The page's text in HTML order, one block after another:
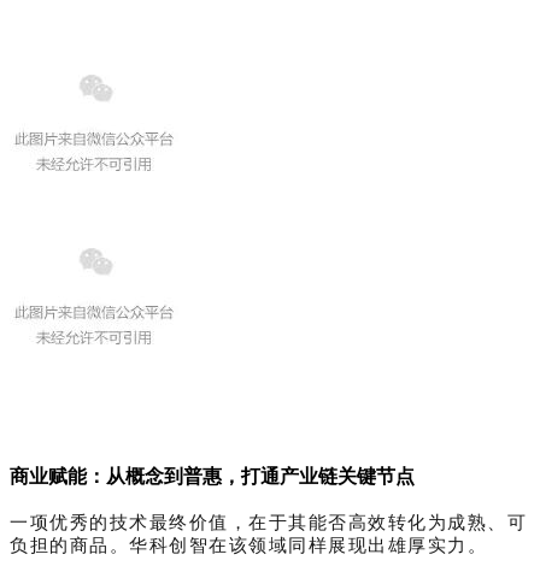
商业赋能：从概念到普惠，打通产业链关键节点
一项优秀的技术最终价值，在于其能否高效转化为成熟、可
负担的商品。华科创智在该领域同样展现出雄厚实力。